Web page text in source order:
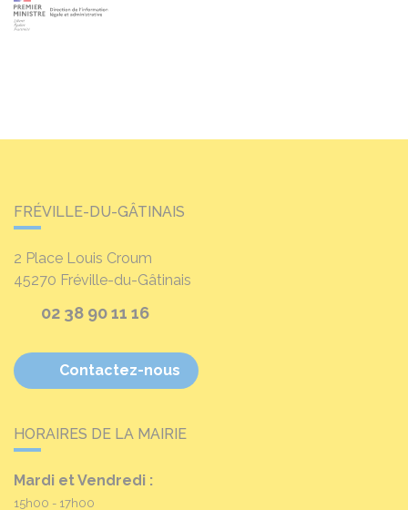
FRÉVILLE-DU-GÂTINAIS
2 Place Louis Croum
45270 Fréville-du-Gâtinais
02 38 90 11 16
Contactez-nous
HORAIRES DE LA MAIRIE
Mardi et Vendredi :
15h00 - 17h00